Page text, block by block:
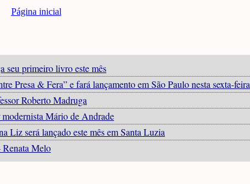
Página inicial
seu primeiro livro este mês
Presa & Fera” e fará lançamento em São Paulo nesta sexta-feira
Roberto Madruga
Mário de Andrade
Liz será lançado este mês em Santa Luzia
Melo